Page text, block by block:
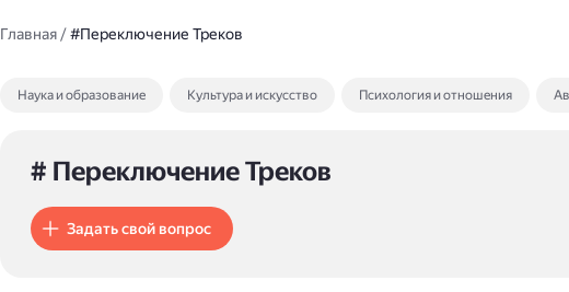
Главная/#Переключение Треков
Наука и образование Культура и искусство Психология и отношения
# Переключение Треков
Задать свой вопрос